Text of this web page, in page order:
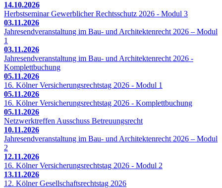
14.10.2026
Herbstseminar Gewerblicher Rechtsschutz 2026 - Modul 3
03.11.2026
Jahresendveranstaltung im Bau- und Architektenrecht 2026 – Modul
1
03.11.2026
Jahresendveranstaltung im Bau- und Architektenrecht 2026 -
Komplettbuchung
05.11.2026
16. Kölner Versicherungsrechtstag 2026 - Modul 1
05.11.2026
16. Kölner Versicherungsrechtstag 2026 - Komplettbuchung
05.11.2026
Netzwerktreffen Ausschuss Betreuungsrecht
10.11.2026
Jahresendveranstaltung im Bau- und Architektenrecht 2026 – Modul
2
12.11.2026
16. Kölner Versicherungsrechtstag 2026 - Modul 2
13.11.2026
12. Kölner Gesellschaftsrechtstag 2026